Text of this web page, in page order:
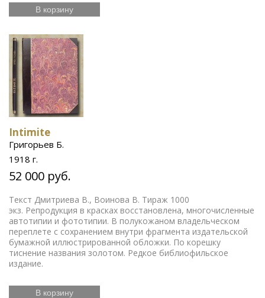
В корзину
Intimite
Григорьев Б.
1918 г.
52 000 руб.
Текст Дмитриева В., Воинова В. Тираж 1000
экз. Репродукция в красках восстановлена, многочисленные
автотипии и фототипии. В полукожаном владельческом
переплете с сохранением внутри фрагмента издательской
бумажной иллюстрированной обложки. По корешку
тиснение названия золотом. Редкое библиофильское
издание.
В корзину